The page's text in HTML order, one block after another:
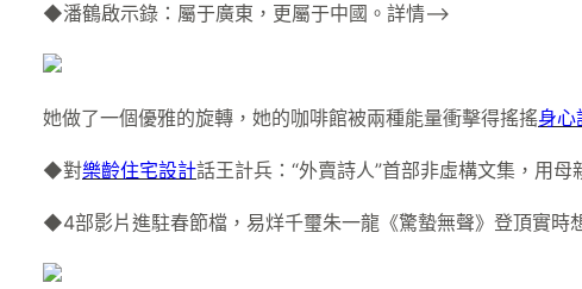
◆潘鶴啟示錄：屬于廣東，更屬于中國。詳情–>
她做了一個優雅的旋轉，她的咖啡館被兩種能量衝擊得搖搖身心
◆對樂齡住宅設計話王計兵：“外賣詩人”首部非虛構文集，用
◆4部影片進駐春節檔，易烊千璽朱一龍《驚蟄無聲》登頂實時